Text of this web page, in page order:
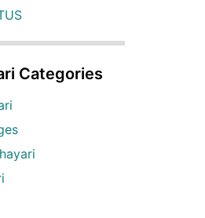
Categories